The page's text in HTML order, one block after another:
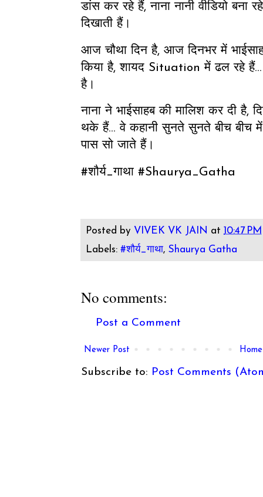
डांस कर रहे हैं, नाना नानी वीडियो बना
दिखाती हैं।
आज चौथा दिन है, आज दिनभर में
किया है, शायद Situation में ढल रहे हैं...
है।
नाना ने भाईसाहब की मालिश कर दी है,
थके हैं... वे कहानी सुनते सुनते बीच बीच में
पास सो जाते हैं।
#शौर्य_गाथा #Shaurya_Gatha
Posted by VIVEK VK JAIN at10:47 PM
Labels:#शौर्य_गाथा,Shaurya Gatha
No comments:
Post a Comment
Newer Post Home
Subscribe to: Post Comments